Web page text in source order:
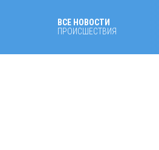
ВСЕ НОВОСТИ
ПРОИСШЕСТВИЯ